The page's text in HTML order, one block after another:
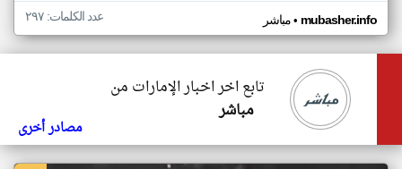
مباشر• mubasher.info عدد الكلمات: ٢٩٧
تابع اخر اخبار الإمارات من
مباشر
مصادر أخرى